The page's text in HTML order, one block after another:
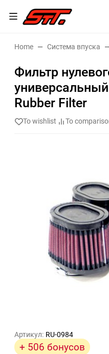
Home Система впуска
Фильтр
Rubber Filter
To wishlist To
Артикул: RU-0984
+ 506 бонусов